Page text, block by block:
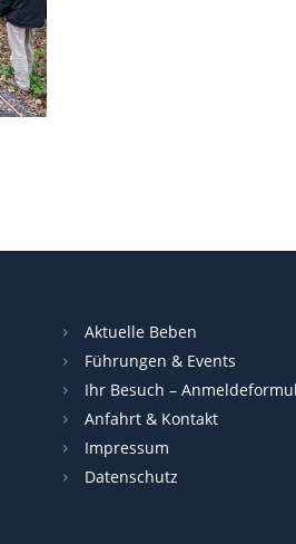
Aktuelle Beben
Führungen & Events
Ihr Besuch –
Anfahrt & Kontakt
Impressum
Datenschutz